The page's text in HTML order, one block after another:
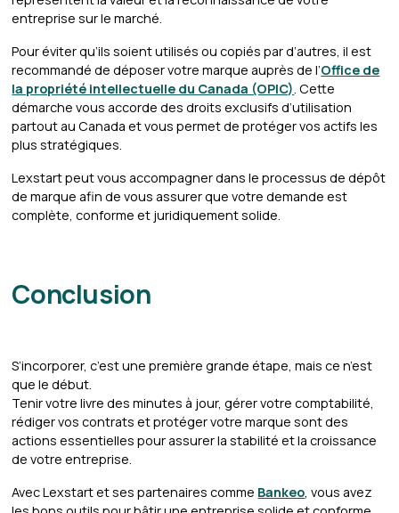
entreprise sur le marché.
Pour éviter qu’ils soient utilisés ou copiés par d’autres, il est
recommandé de déposer votre marque auprès de l’Office de
la propriété intellectuelle du Canada (OPIC). Cette
démarche vous accorde des droits exclusifs d’utilisation
partout au Canada et vous permet de protéger vos actifs les
plus stratégiques.
Lexstart peut vous accompagner dans le processus de dépôt
de marque afin de vous assurer que votre demande est
complète, conforme et juridiquement solide.
Conclusion
S’incorporer, c’est une première grande étape, mais ce n’est
que le début.
Tenir votre livre des minutes à jour, gérer votre comptabilité,
rédiger vos contrats et protéger votre marque sont des
actions essentielles pour assurer la stabilité et la croissance
de votre entreprise.
Avec Lexstart et ses partenaires comme Bankeo, vous avez